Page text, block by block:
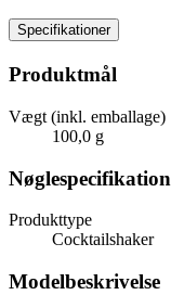
Specifikationer
Produktmål
Vægt (inkl. emballage)
100,0 g
Nøglespecifikation
Produkttype
Cocktailshaker
Modelbeskrivelse